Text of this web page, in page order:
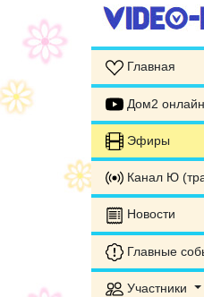
Главная
Дом2 онлайн
Эфиры
Канал Ю
Новости
Главные
Участники